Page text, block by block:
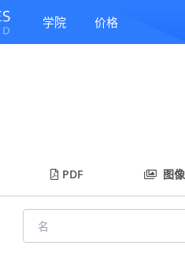
学院 价格
PDF 图像